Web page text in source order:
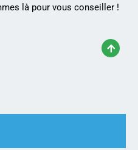
là pour vous conseiller !